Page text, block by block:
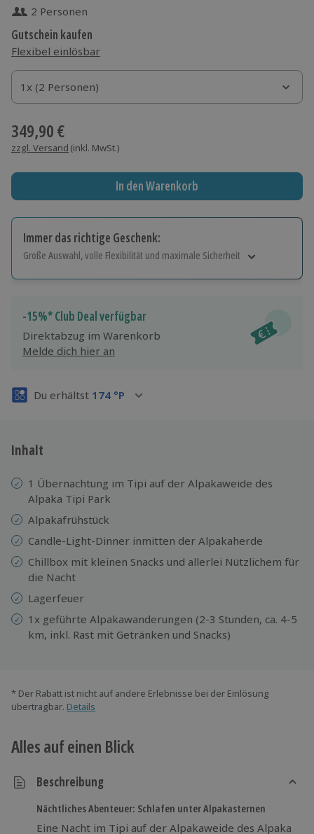
2 Personen
Gutschein kaufen
Flexibel einlösbar
1x (2 Personen)
1x (2 Personen)
1x (2 Personen)
349,90 €
zzgl. Versand (inkl. MwSt.)
In den Warenkorb
Immer das richtige Geschenk:
Große Auswahl, volle Flexibilität und maximale Sicherheit
Jeder Gutschein für alle Erlebnisse einlösbar.
Maximale Sicherheit
3 Jahre gültig & verlängerbar.
-15%* Club Deal verfügbar
Direktabzug im Warenkorb
Melde dich hier an
Du erhältst 174 °P
Inhalt
1 Übernachtung im Tipi auf der Alpakaweide des
Alpaka Tipi Park
Alpakafrühstück
Candle-Light-Dinner inmitten der Alpakaherde
Chillbox mit kleinen Snacks und allerlei Nützlichem für
die Nacht
Lagerfeuer
1x geführte Alpakawanderungen (2-3 Stunden, ca. 4-5
km, inkl. Rast mit Getränken und Snacks)
* Der Rabatt ist nicht auf andere Erlebnisse bei der Einlösung
übertragbar. Details
Alles auf einen Blick
Beschreibung
Nächtliches Abenteuer: Schlafen unter Alpakasternen
Eine Nacht im Tipi auf der Alpakaweide des Alpaka